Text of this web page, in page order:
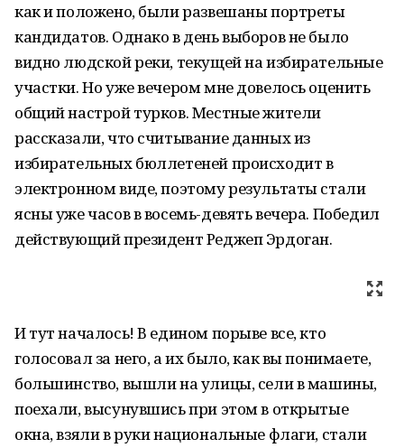
как и положено, были развешаны портреты
кандидатов. Однако в день выборов не было
видно людской реки, текущей на избирательные
участки. Но уже вечером мне довелось оценить
общий настрой турков. Местные жители
рассказали, что считывание данных из
избирательных бюллетеней происходит в
электронном виде, поэтому результаты стали
ясны уже часов в восемь-девять вечера. Победил
действующий президент Реджеп Эрдоган.
И тут началось! В едином порыве все, кто
голосовал за него, а их было, как вы понимаете,
большинство, вышли на улицы, сели в машины,
поехали, высунувшись при этом в открытые
окна, взяли в руки национальные флаги, стали